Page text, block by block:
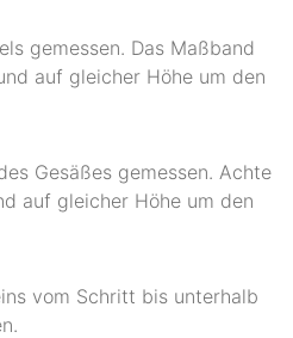
gemessen. Das Maßband
auf gleicher Höhe um den
Gesäßes gemessen. Achte
auf gleicher Höhe um den
vom Schritt bis unterhalb